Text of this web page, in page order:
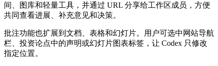
间、图库和轻量工具，并通过 URL 分享给工作区成员，方便
共同查看进展、补充意见和决策。
批注功能也扩展到文档、表格和幻灯片。用户可选中网站导航
栏、投资论点中的声明或幻灯片图表标签，让 Codex 只修改
指定位置。